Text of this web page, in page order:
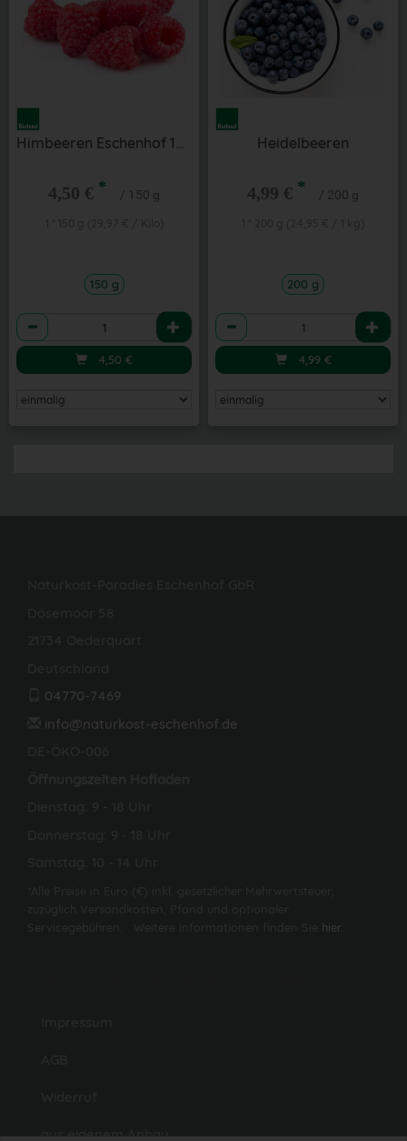
Himbeeren Eschenhof 150 g
4,50 € * / 150 g
150 g
Anzahl
4,50 €
Heidelbeeren
4,99 € * / 200 g
200 g
Anzahl
4,99 €
04770-7469
info@naturkost-eschenhof.de
hier.
aus eigenem Anbau